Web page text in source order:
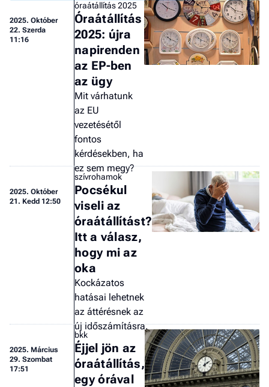
2025. Október
22. Szerda
11:16
óraátállítás 2025
Óraátállítás
2025: újra
napirenden
az EP-ben
az ügy
Mit várhatunk
az EU
vezetésétől
fontos
kérdésekben, ha
ez sem megy?
2025. Október
21. Kedd 12:50
szívrohamok
Pocsékul
viseli az
óraátállítást?
Itt a válasz,
hogy mi az
oka
Kockázatos
hatásai lehetnek
az áttérésnek az
új időszámításra.
2025. Március
29. Szombat
17:51
bkk
Éjjel jön az
óraátállítás,
egy órával